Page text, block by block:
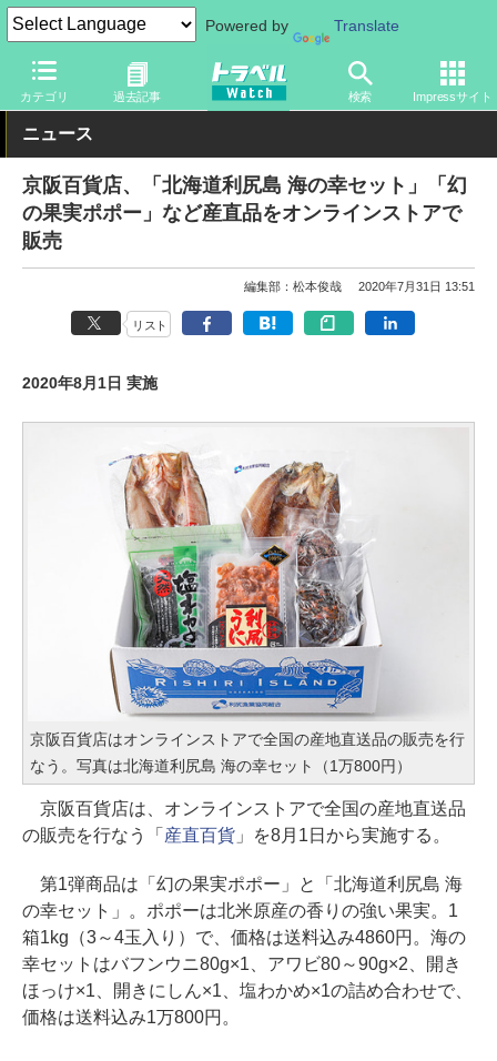
Powered by Translate
カテゴリ 過去記事 検索 Impressサイト
トラベル Watch 地域 国内旅行 京都・大阪
ニュース
京阪百貨店、「北海道利尻島 海の幸セット」「幻
の果実ポポー」など産直品をオンラインストアで
販売
編集部：松本俊哉 2020年7月31日 13:51
リスト
2020年8月1日 実施
京阪百貨店はオンラインストアで全国の産地直送品の販売を行
なう。写真は北海道利尻島 海の幸セット（1万800円）
京阪百貨店は、オンラインストアで全国の産地直送品
の販売を行なう「 産直百貨」を8月1日から実施する。
第1弾商品は「幻の果実ポポー」と「北海道利尻島 海
の幸セット」。ポポーは北米原産の香りの強い果実。1
箱1kg（3～4玉入り）で、価格は送料込み4860円。海の
幸セットはバフンウニ80g×1、アワビ80～90g×2、開き
ほっけ×1、開きにしん×1、塩わかめ×1の詰め合わせで、
価格は送料込み1万800円。